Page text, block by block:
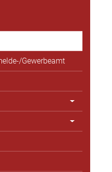
Gewerbeamt